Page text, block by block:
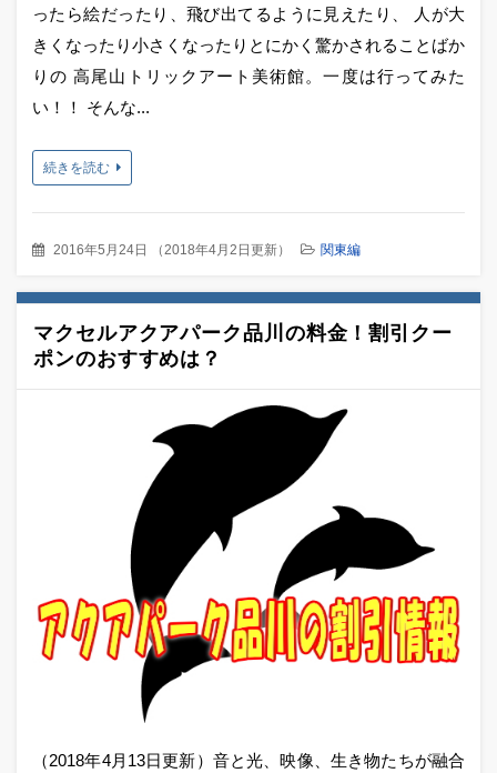
ったら絵だったり、飛び出てるように見えたり、 人が大
きくなったり小さくなったりとにかく驚かされることばか
りの 高尾山トリックアート美術館。一度は行ってみた
い！！ そんな...
続きを読む
2016年5月24日 （2018年4月2日更新） 関東編
マクセルアクアパーク品川の料金！割引クー
ポンのおすすめは？
（2018年4月13日更新）音と光、映像、生き物たちが融合